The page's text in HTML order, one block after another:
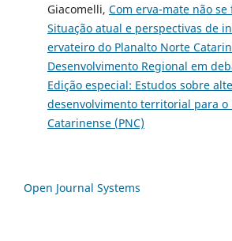
Giacomelli, Com erva-mate não
Situação atual e perspectivas de
ervateiro do Planalto Norte
Desenvolvimento Regional em
Edição especial: Estudos sobre
desenvolvimento territorial para o
Catarinense (PNC)
Open Journal Systems